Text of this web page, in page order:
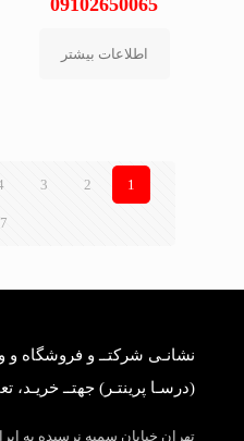
اطلاعات بیشتر
1
2
3
نشانـی شرکتــ و فروشگاه
(درسـا پرینتـر) جهتــ خریـد،